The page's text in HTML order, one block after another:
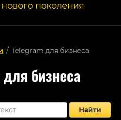
поколения
/ Telegram для бизнеса
для бизнеса
Найти